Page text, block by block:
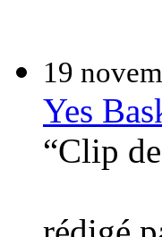
19
Yes
“Clip